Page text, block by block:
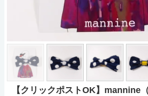
【クリックポストOK】mannine